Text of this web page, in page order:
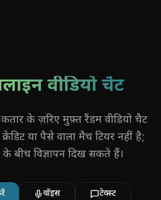
वीडियो चैट
के ज़रिए मुफ़्त रैंडम वीडियो चैट
या पैसे वाला मैच टियर नहीं है;
के बीच विज्ञापन दिख सकते हैं।
वॉइस टेक्स्ट